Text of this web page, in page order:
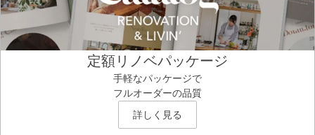
定額リノベパッケージ
手軽なパッケージで
フルオーダーの品質
詳しく見る